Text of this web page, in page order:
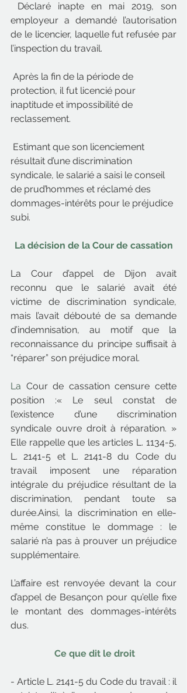
employeur a demandé l’autorisation
de le licencier, laquelle fut refusée par
l’inspection du travail.
protection, il fut licencié pour
inaptitude et impossibilité de
reclassement.
résultait d’une discrimination
syndicale, le salarié a saisi le conseil
de prud’hommes et réclamé des
dommages-intérêts pour le préjudice
subi.
La décision de la Cour de cassation
La Cour d’appel de Dijon avait
reconnu que le salarié avait été
victime de discrimination syndicale,
mais l’avait débouté de sa demande
d’indemnisation, au motif que la
reconnaissance du principe suffisait à
“réparer” son préjudice moral.
La Cour de cassation censure cette
position :« Le seul constat de
l’existence d’une discrimination
syndicale ouvre droit à réparation. »
Elle rappelle que les articles L. 1134-5,
L. 2141-5 et L. 2141-8 du Code du
travail imposent une réparation
intégrale du préjudice résultant de la
discrimination, pendant toute sa
durée.Ainsi, la discrimination en elle-
même constitue le dommage : le
salarié n’a pas à prouver un préjudice
supplémentaire.
L’affaire est renvoyée devant la cour
d’appel de Besançon pour qu’elle fixe
le montant des dommages-intérêts
dus.
Ce que dit le droit
- Article L. 2141-5 du Code du travail : il